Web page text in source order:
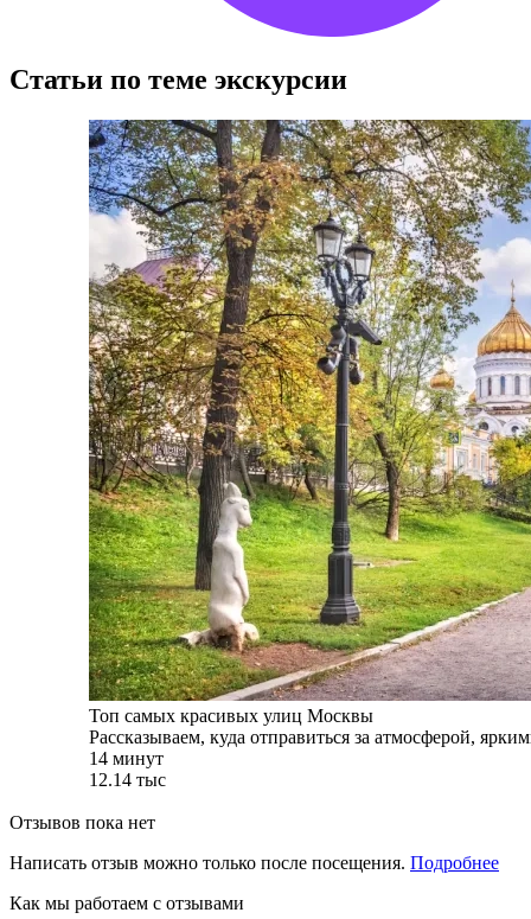
Статьи по теме экскурсии
Топ самых красивых улиц Москвы
Рассказываем, куда отправиться за атмосферой,
14 минут
12.14 тыс
Отзывов пока нет
Написать отзыв можно только после посещения. Подробнее
Как мы работаем с отзывами